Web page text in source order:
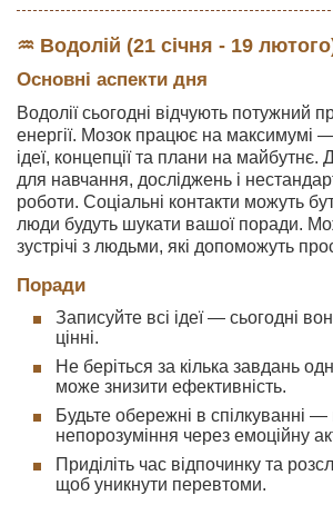
♒ Водолій (21 січня - 19
Основні аспекти дня
Водолії сьогодні відчують потужний
енергії. Мозок працює на максимумі
ідеї, концепції та плани на майбутнє.
для навчання, досліджень і
роботи. Соціальні контакти можуть
люди будуть шукати вашої поради.
зустрічі з людьми, які допоможуть
Поради
Записуйте всі ідеї — сьогодні
цінні.
Не беріться за кілька завдань
може знизити ефективність.
Будьте обережні в спілкуванні
непорозуміння через емоційну
Приділіть час відпочинку та
щоб уникнути перевтоми.